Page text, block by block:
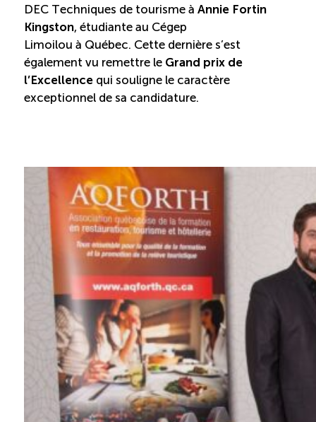
Nouvelles formations
Formation sur mesure
Programme EMERIT
Apprentissage en milieu de travail
Reconnaissance des compétences
Bilan et reconnaissance des acquis
Initiatives
Destination IA
Diagnostic Nord-du-Québec
DEC Techniques de tourisme à Annie Fortin
Kingston, étudiante au Cégep
Limoilou à Québec. Cette dernière s’est
également vu remettre le Grand prix de
l’Excellence qui souligne le caractère
exceptionnel de sa candidature.